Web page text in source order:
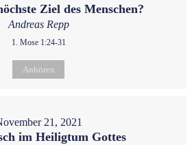
Ziel des Menschen?
Andreas Repp
1. Mose 1:24-31
Anhören
21, 2021
im Heiligtum Gottes